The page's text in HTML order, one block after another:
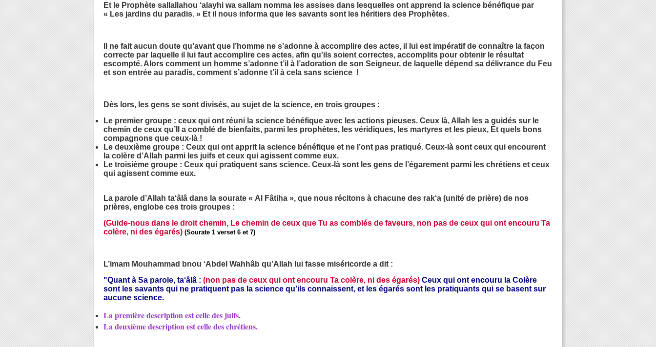
Et le Prophète sallallahou ‘alayhi wa sallam nomma les assises dans lesquelles ont apprend la science bénéfique par
« Les jardins du paradis. » Et il nous informa que les savants sont les héritiers des Prophètes.
Il ne fait aucun doute qu’avant que l’homme ne s’adonne à accomplire des actes, il lui est impératif de connaître la façon
correcte par laquelle il lui faut accomplire ces actes, afin qu'ils soient correctes, accomplits pour obtenir le résultat
escompté. Alors comment un homme s’adonne t’il à l’adoration de son Seigneur, de laquelle dépend sa délivrance du Feu
et son entrée au paradis, comment s’adonne t’il à cela sans science !
Dès lors, les gens se sont divisés, au sujet de la science, en trois groupes :
Le premier groupe : ceux qui ont réuni la science bénéfique avec les actions pieuses. Ceux là, Allah les a guidés sur le
chemin de ceux qu’Il a comblé de bienfaits, parmi les prophètes, les véridiques, les martyres et les pieux, Et quels bons
compagnons que ceux-là !
Le deuxième groupe : Ceux qui ont apprit la science bénéfique et ne l’ont pas pratiqué. Ceux-là sont ceux qui encourent
la colère d’Allah parmi les juifs et ceux qui agissent comme eux.
Le troisième groupe : Ceux qui pratiquent sans science. Ceux-là sont les gens de l’égarement parmi les chrétiens et ceux
qui agissent comme eux.
La parole d’Allah ta‘âlâ dans la sourate « Al Fâtiha », que nous récitons à chacune des rak‘a (unité de prière) de nos
prières, englobe ces trois groupes :
(Guide-nous dans le droit chemin, Le chemin de ceux que Tu as comblés de faveurs, non pas de ceux qui ont encouru Ta
colère, ni des égarés) (Sourate 1 verset 6 et 7)
L’imam Mouhammad bnou ‘Abdel Wahhâb qu’Allah lui fasse miséricorde a dit :
"Quant à Sa parole, ta‘âlâ : (non pas de ceux qui ont encouru Ta colère, ni des égarés) Ceux qui ont encouru la Colère
sont les savants qui ne pratiquent pas la science qu’ils connaissent, et les égarés sont les pratiquants qui se basent sur
aucune science.
La première description est celle des juifs.
La deuxième description est celle des chrétiens.